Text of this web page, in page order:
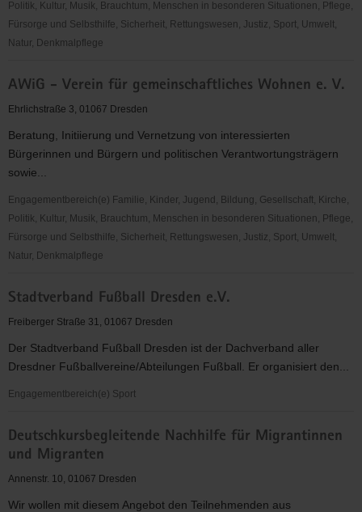
Politik, Kultur, Musik, Brauchtum, Menschen in besonderen Situationen, Pflege,
Fürsorge und Selbsthilfe, Sicherheit, Rettungswesen, Justiz, Sport, Umwelt,
Natur, Denkmalpflege
Theater
Junge
Dresden
e.V.
AWiG - Verein für gemeinschaftliches Wohnen e. V.
Ehrlichstraße 3, 01067 Dresden
Beratung, Initiierung und Vernetzung von interessierten
Bürgerinnen und Bürgern und politischen Verantwortungsträgern
sowie...
Engagementbereich(e) Familie, Kinder, Jugend, Bildung, Gesellschaft, Kirche,
Politik, Kultur, Musik, Brauchtum, Menschen in besonderen Situationen, Pflege,
Fürsorge und Selbsthilfe, Sicherheit, Rettungswesen, Justiz, Sport, Umwelt,
Natur, Denkmalpflege
-
Verein
gemeinschaftliches
Wohnen
e.
Stadtverband Fußball Dresden e.V.
Freiberger Straße 31, 01067 Dresden
Der Stadtverband Fußball Dresden ist der Dachverband aller
Dresdner Fußballvereine/Abteilungen Fußball. Er organisiert den...
Engagementbereich(e) Sport
Fußball
Dresden
e.V.
Deutschkursbegleitende Nachhilfe für Migrantinnen
und Migranten
Annenstr. 10, 01067 Dresden
Wir wollen mit diesem Angebot den Teilnehmenden aus